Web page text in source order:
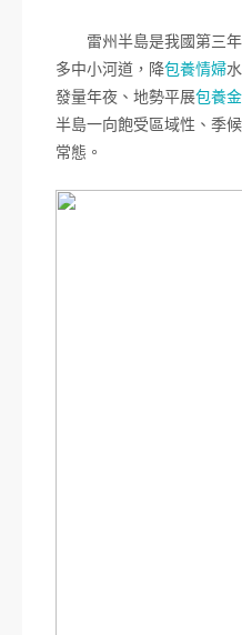
雷州半島是我國第三
多中小河道，降包養情婦
發量年夜、地勢平展包養
半島一向飽受區域性、季
常態。